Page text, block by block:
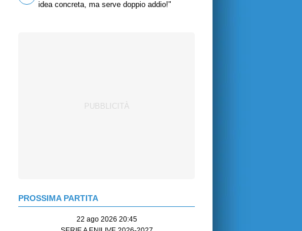
idea concreta, ma serve doppio addio!"
PROSSIMA PARTITA
22 ago 2026 20:45